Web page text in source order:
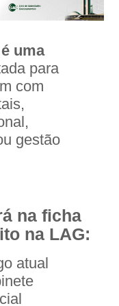
é uma
para
com
gestão
na ficha
na LAG:
atual